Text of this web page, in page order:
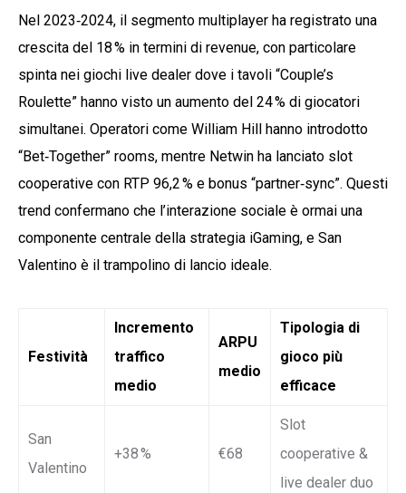
Nel 2023‑2024, il segmento multiplayer ha registrato una
crescita del 18 % in termini di revenue, con particolare
spinta nei giochi live dealer dove i tavoli “Couple’s
Roulette” hanno visto un aumento del 24 % di giocatori
simultanei. Operatori come William Hill hanno introdotto
“Bet‑Together” rooms, mentre Netwin ha lanciato slot
cooperative con RTP 96,2 % e bonus “partner‑sync”. Questi
trend confermano che l’interazione sociale è ormai una
componente centrale della strategia iGaming, e San
Valentino è il trampolino di lancio ideale.
Festività
Incremento
traffico
medio
ARPU
medio
Tipologia di
gioco più
efficace
San
Valentino
+38 % €68
Slot
cooperative &
live dealer duo